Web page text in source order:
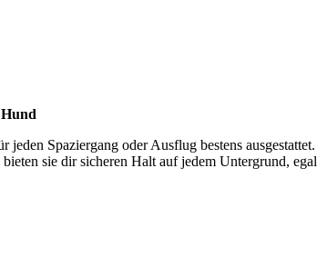
Spaziergang oder Ausflug bestens
sie dir sicheren Halt auf jedem Untergrund,